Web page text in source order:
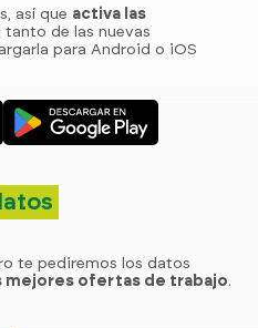
así que activa las
tanto de las nuevas
para Android o iOS
te pediremos los datos
mejores ofertas de trabajo.